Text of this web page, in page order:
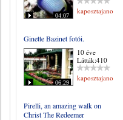
04:07
kaposztajanos
Ginette Bazinet fotói.
06:29
10 éve
Látták:410
kaposztajanos
Pirelli, an amazing walk on
Christ The Redeemer